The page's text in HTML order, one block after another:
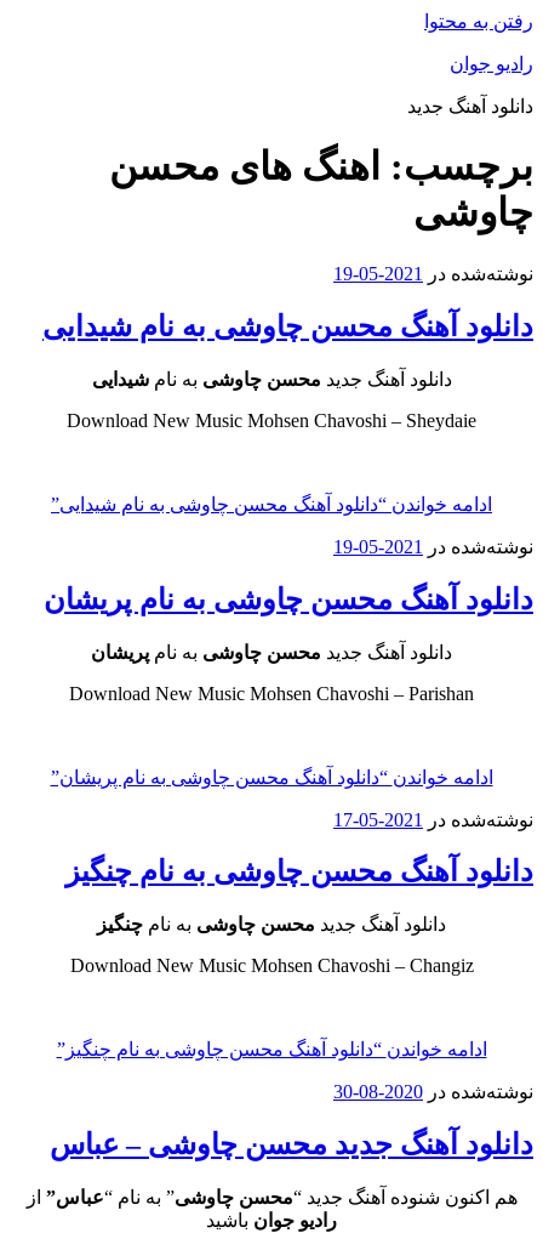
رفتن به محتوا
رادیو جوان
دانلود آهنگ جدید
برچسب: اهنگ های محسن
چاوشی
نوشته‌شده در 2021-05-19
دانلود آهنگ محسن چاوشی به نام شیدایی
دانلود آهنگ جدید محسن چاوشی به نام شیدایی
Download New Music Mohsen Chavoshi – Sheydaie
ادامه خواندن “دانلود آهنگ محسن چاوشی به نام شیدایی”
نوشته‌شده در 2021-05-19
دانلود آهنگ محسن چاوشی به نام پریشان
دانلود آهنگ جدید محسن چاوشی به نام پریشان
Download New Music Mohsen Chavoshi – Parishan
ادامه خواندن “دانلود آهنگ محسن چاوشی به نام پریشان”
نوشته‌شده در 2021-05-17
دانلود آهنگ محسن چاوشی به نام چنگیز
دانلود آهنگ جدید محسن چاوشی به نام چنگیز
Download New Music Mohsen Chavoshi – Changiz
ادامه خواندن “دانلود آهنگ محسن چاوشی به نام چنگیز”
نوشته‌شده در 2020-08-30
دانلود آهنگ جدید محسن چاوشی – عباس
هم اکنون شنوده آهنگ جدید “محسن چاوشی” به نام “عباس” از
رادیو جوان باشید